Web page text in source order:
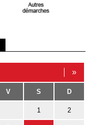
»
V S D
1 2